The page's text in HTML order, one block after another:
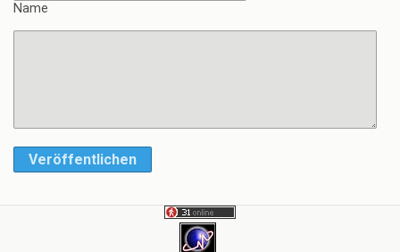
Name
Veröffentlichen